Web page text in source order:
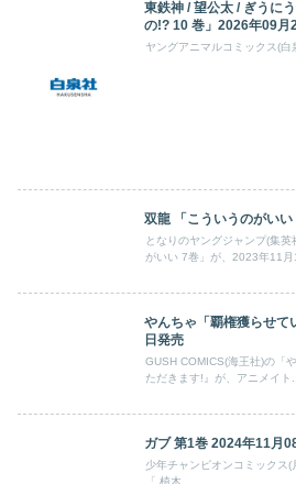
東鉄神 / 望公太 / ぎうに
の!? 10 巻」2026年09月
双龍 「こういうのがい
となりのヤングジャンプ(集
がいい 7巻」が、2023年11月
やんちゃ「覇権獲らせて
日発売
GUSH COMICS(海王社)の「
ただきます!』が、アニメイト...
ガブ 第1巻 2024年11月
少年チャンピオンコミックス
「 植木...